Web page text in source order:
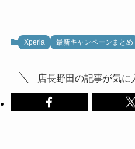
Xperia 最新キャンペーンまとめ
店長野田の記事が気